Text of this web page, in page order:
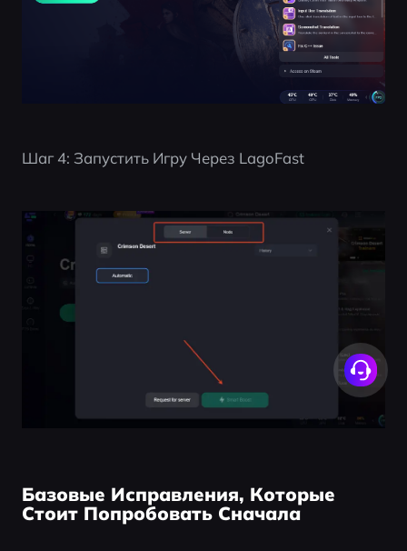
Шаг 4: Запустить Игру Через LagoFast
Базовые Исправления, Которые
Стоит Попробовать Сначала